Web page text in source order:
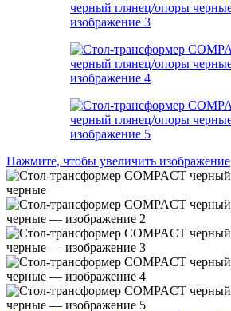
Нажмите, чтобы увеличить изображение